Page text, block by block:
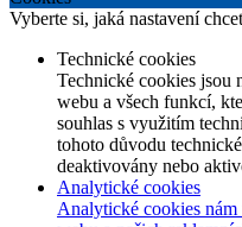
Vyberte si, jaká nastavení
Technické cookies
Technické cookies jsou
webu a všech funkcí,
souhlas s využitím
tohoto důvodu
deaktivovány nebo
Analytické cookies
Analytické cookies